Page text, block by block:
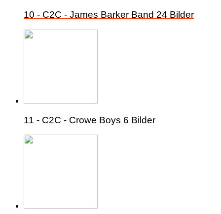
10 - C2C - James Barker Band 24 Bilder
11 - C2C - Crowe Boys 6 Bilder